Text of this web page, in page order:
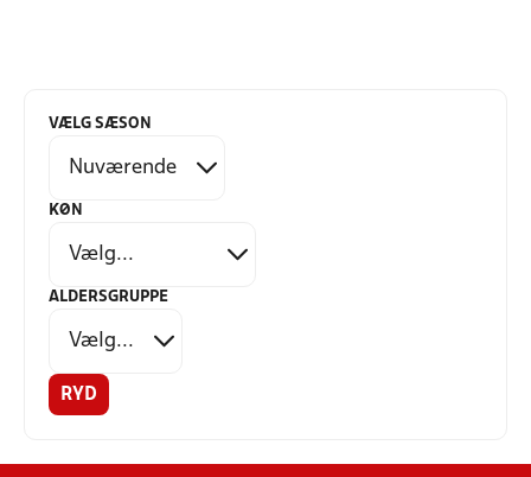
VÆLG SÆSON
KØN
ALDERSGRUPPE
RYD